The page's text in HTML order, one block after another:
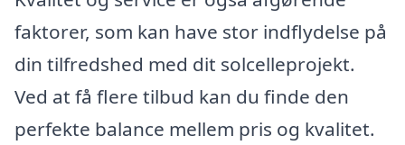
faktorer, som kan have stor indflydelse på
din tilfredshed med dit solcelleprojekt.
Ved at få flere tilbud kan du finde den
perfekte balance mellem pris og kvalitet.